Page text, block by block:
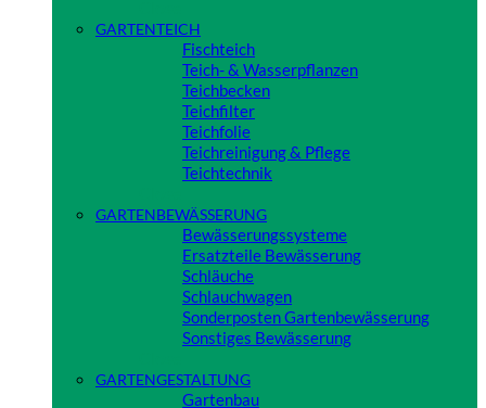
GARTENTEICH
Fischteich
Teich- & Wasserpflanzen
Teichbecken
Teichfilter
Teichfolie
Teichreinigung & Pflege
Teichtechnik
GARTENBEWÄSSERUNG
Bewässerungssysteme
Ersatzteile Bewässerung
Schläuche
Schlauchwagen
Sonderposten Gartenbewässerung
Sonstiges Bewässerung
GARTENGESTALTUNG
Gartenbau